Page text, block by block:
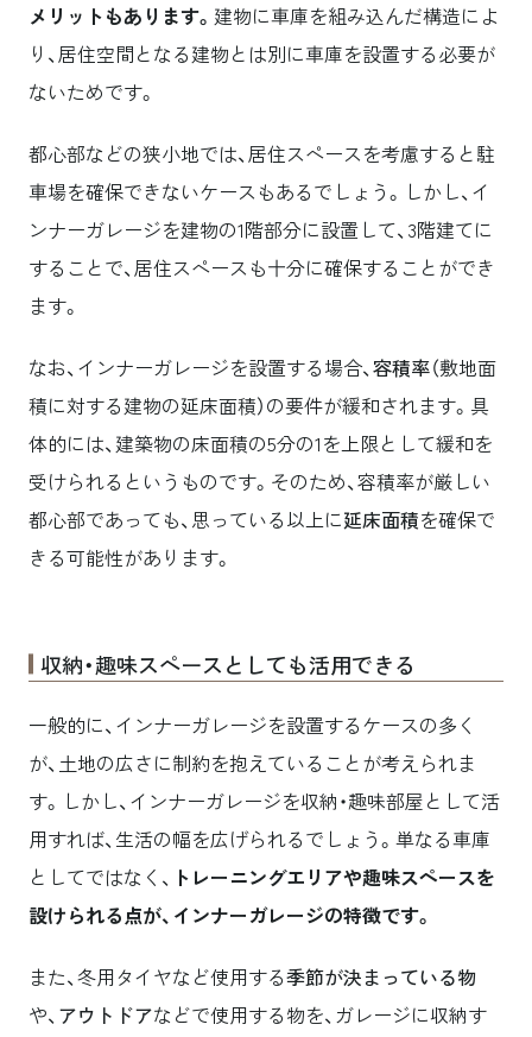
メリットもあります。 建物に車庫を組み込んだ構造によ
り、居住空間となる建物とは別に車庫を設置する必要が
ないためです。
都心部などの狭小地では、居住スペースを考慮すると駐
車場を確保できないケースもあるでしょう。しかし、イ
ンナーガレージを建物の1階部分に設置して、3階建てに
することで、居住スペースも十分に確保することができ
ます。
なお、インナーガレージを設置する場合、容積率（敷地面
積に対する建物の延床面積）の要件が緩和されます。具
体的には、建築物の床面積の5分の1を上限として緩和を
受けられるというものです。そのため、容積率が厳しい
都心部であっても、思っている以上に延床面積を確保で
きる可能性があります。
収納・趣味スペースとしても活用できる
一般的に、インナーガレージを設置するケースの多く
が、土地の広さに制約を抱えていることが考えられま
す。しかし、インナーガレージを収納・趣味部屋として活
用すれば、生活の幅を広げられるでしょう。単なる車庫
としてではなく、 トレーニングエリアや趣味スペースを
設けられる点が、インナーガレージの特徴です。
また、冬用タイヤなど使用する季節が決まっている物
や、アウトドアなどで使用する物を、ガレージに収納す